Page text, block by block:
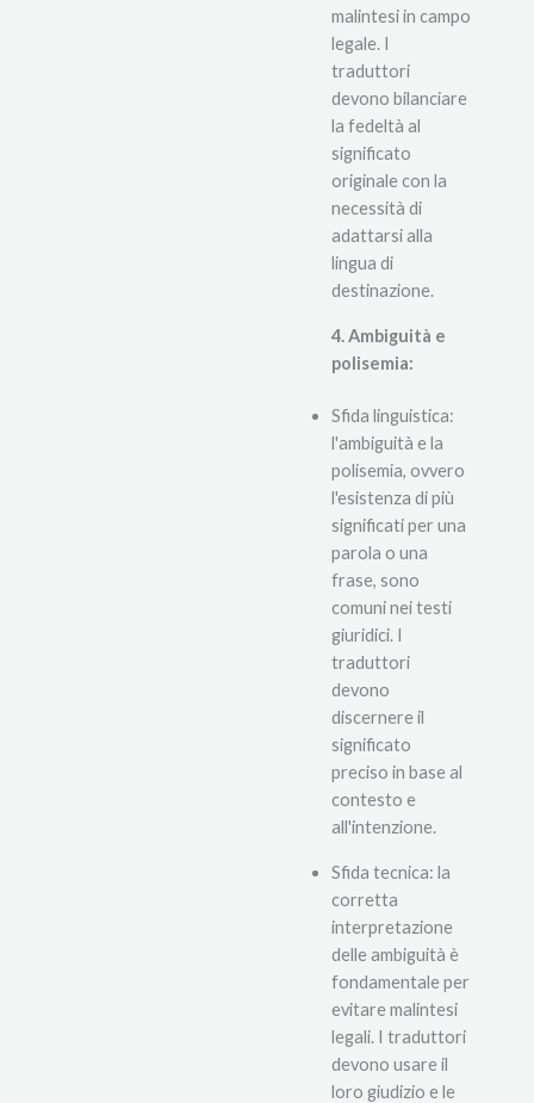
malintesi in campo
legale. I
traduttori
devono bilanciare
la fedeltà al
significato
originale con la
necessità di
adattarsi alla
lingua di
destinazione.
4. Ambiguità e
polisemia:
Sfida linguistica:
l'ambiguità e la
polisemia, ovvero
l'esistenza di più
significati per una
parola o una
frase, sono
comuni nei testi
giuridici. I
traduttori
devono
discernere il
significato
preciso in base al
contesto e
all'intenzione.
Sfida tecnica: la
corretta
interpretazione
delle ambiguità è
fondamentale per
evitare malintesi
legali. I traduttori
devono usare il
loro giudizio e le